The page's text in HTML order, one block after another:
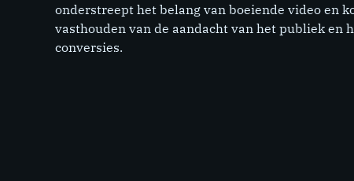
onderstreept het belang van boeiende video en
vasthouden van de aandacht van het publiek en
conversies.